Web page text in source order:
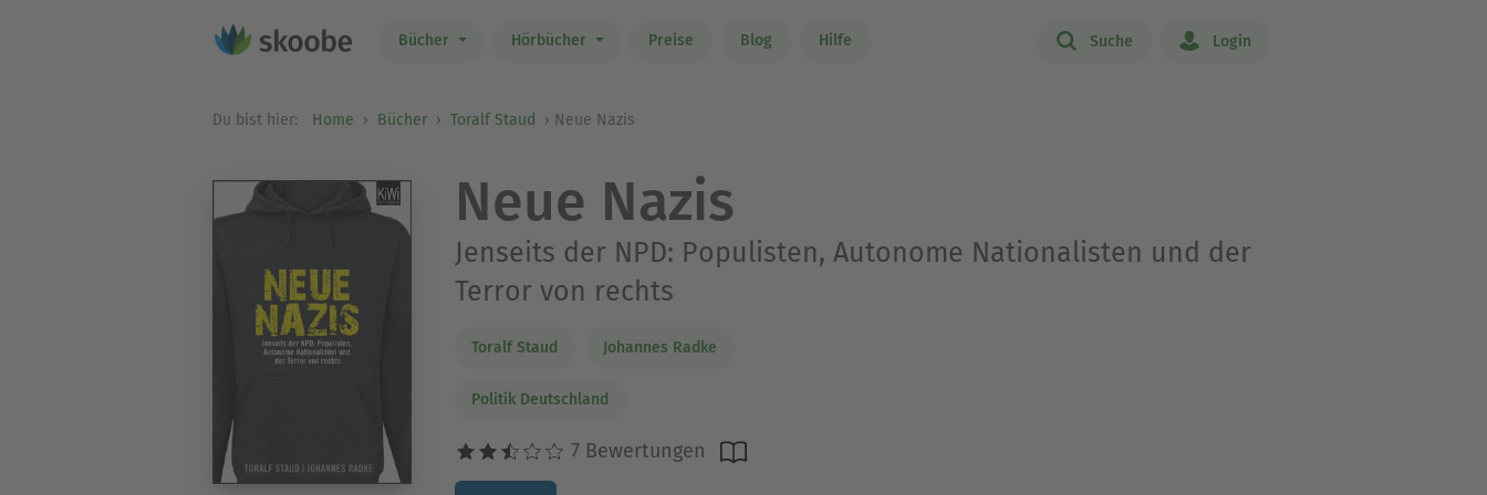
Bücher Hörbücher Preise Blog Hilfe Suche Login
Du bist hier: Home Bücher Toralf Staud Neue Nazis
Neue Nazis
Jenseits der NPD: Populisten, Autonome Nationalisten und der
Terror von rechts
Toralf Staud Johannes Radke
Politik Deutschland
7 Bewertungen